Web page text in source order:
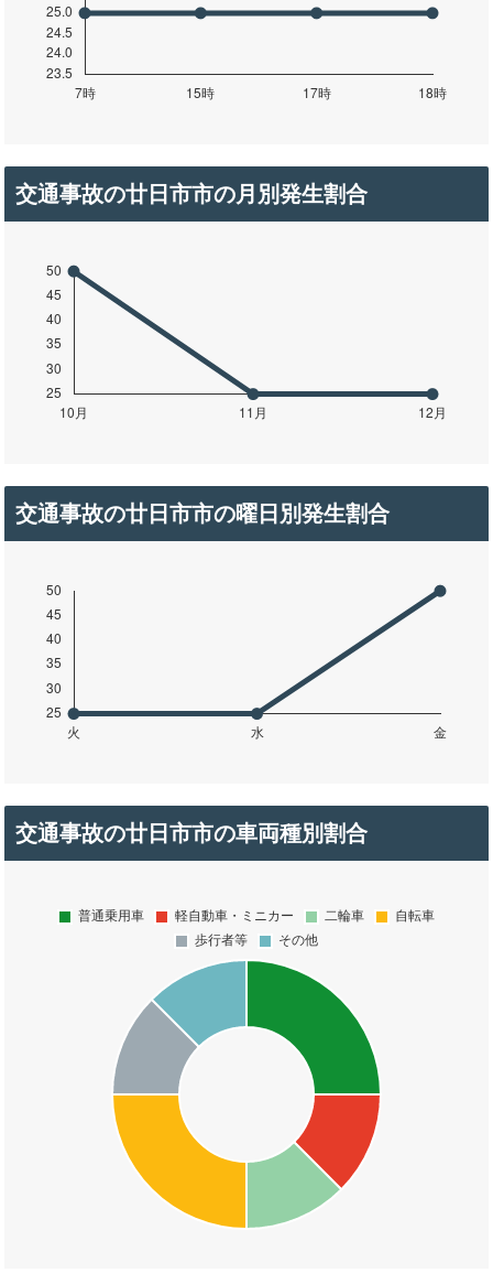
交通事故の廿日市市の月別発生割合
交通事故の廿日市市の曜日別発生割合
交通事故の廿日市市の車両種別割合